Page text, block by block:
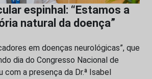
espinhal: “Estamos a
natural da doença”
em doenças neurológicas”, que
dia do Congresso Nacional de
com a presença da Dr.ª Isabel